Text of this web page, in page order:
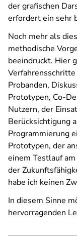
der grafischen
erfordert ein sehr
Noch mehr als
methodische
beeindruckt. Hier
Probanden,
Prototypen, Co-
Nutzern, der
Berücksichtigung
Programmierung
Prototypen, der
einem Testlauf
der
habe ich keinen
In diesem Sinne
hervorragenden